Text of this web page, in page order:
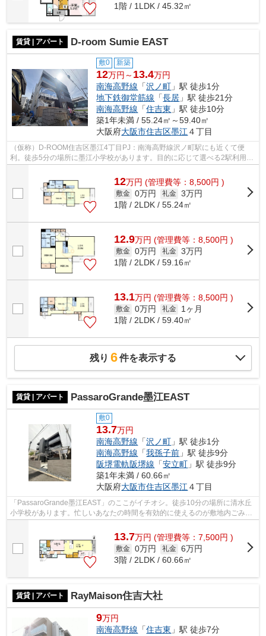
1階 / 1LDK / 45.32㎡
賃貸 | アパート D-room Sumie EAST
敷0 新築
12万円～ 13.4万円
南海高野線 「沢ノ町 」駅 徒歩1分
地下鉄御堂筋線 「長居 」駅 徒歩21分
南海高野線 「住吉東 」駅 徒歩10分
築1年未満 / 55.24㎡～59.40㎡
大阪府大阪市住吉区墨江 ４丁目
（仮称）D-ROOM住吉区墨江4丁目PJ：南海高野線沢ノ町駅にも近くて便
利。徒歩5分の場所に墨江小学校があります。目的に応じて選べる2駅利用可
能な物件です。周辺には、徒歩2分で利用で...
12万円 (管理費等：8,500円 )
敷金 0万円 礼金 3万円
1階 / 2LDK / 55.24㎡
12.9万円 (管理費等：8,500円 )
敷金 0万円 礼金 3万円
1階 / 2LDK / 59.16㎡
13.1万円 (管理費等：8,500円 )
敷金 0万円 礼金
1ヶ月
1階 / 2LDK / 59.40㎡
残り 6件を表示する
賃貸 | アパート PassaroGrande墨江EAST
敷0
13.7万円
南海高野線 「沢ノ町 」駅 徒歩1分
南海高野線 「我孫子前 」駅 徒歩9分
阪堺電軌阪堺線 「安立町 」駅 徒歩9分
築1年未満 / 60.66㎡
大阪府大阪市住吉区墨江 ４丁目
「PassaroGrande墨江EAST」のここがイチオシ。徒歩10分の場所に清水丘
小学校があります。忙しいあなたの時間を有効的に使えるのが敷地内ごみ置
き場です。こちらの物件はアパートです。...
13.7万円 (管理費等：7,500円 )
敷金 0万円 礼金 6万円
3階 / 2LDK / 60.66㎡
賃貸 | アパート RayMaison住吉大社
9万円
南海高野線 「住吉東 」駅 徒歩7分